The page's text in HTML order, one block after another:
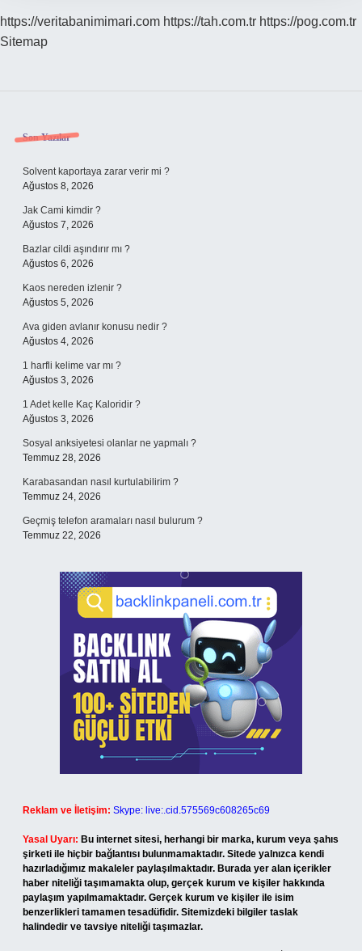
https://veritabanimimari.com https://tah.com.tr https://pog.com.tr
Sitemap
Sidebar
Son Yazılar
Solvent kaportaya zarar verir mi ?
Ağustos 8, 2026
Jak Cami kimdir ?
Ağustos 7, 2026
Bazlar cildi aşındırır mı ?
Ağustos 6, 2026
Kaos nereden izlenir ?
Ağustos 5, 2026
Ava giden avlanır konusu nedir ?
Ağustos 4, 2026
1 harfli kelime var mı ?
Ağustos 3, 2026
1 Adet kelle Kaç Kaloridir ?
Ağustos 3, 2026
Sosyal anksiyetesi olanlar ne yapmalı ?
Temmuz 28, 2026
Karabasandan nasıl kurtulabilirim ?
Temmuz 24, 2026
Geçmiş telefon aramaları nasıl bulurum ?
Temmuz 22, 2026
Reklam ve İletişim: Skype: live:.cid.575569c608265c69
Yasal Uyarı: Bu internet sitesi, herhangi bir marka, kurum veya şahıs
şirketi ile hiçbir bağlantısı bulunmamaktadır. Sitede yalnızca kendi
hazırladığımız makaleler paylaşılmaktadır. Burada yer alan içerikler
haber niteliği taşımamakta olup, gerçek kurum ve kişiler hakkında
paylaşım yapılmamaktadır. Gerçek kurum ve kişiler ile isim
benzerlikleri tamamen tesadüfidir. Sitemizdeki bilgiler taslak
halindedir ve tavsiye niteliği taşımazlar.